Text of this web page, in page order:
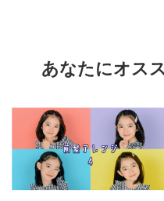
あなたにオス